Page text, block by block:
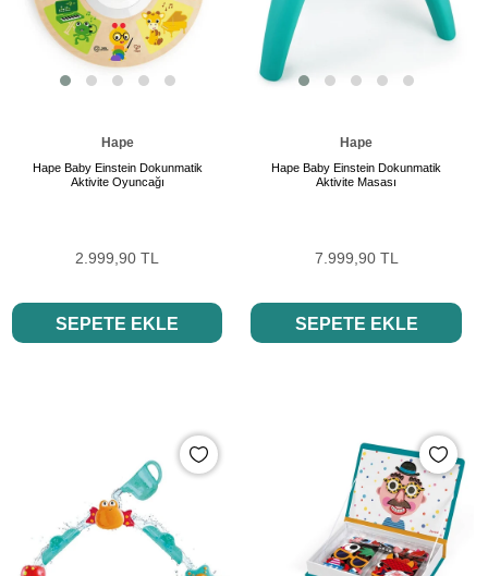
Hape
Hape Baby Einstein Dokunmatik
Aktivite Oyuncağı
2.999,90 TL
SEPETE EKLE
Hape
Hape Baby Einstein Dokunmatik
Aktivite Masası
7.999,90 TL
SEPETE EKLE